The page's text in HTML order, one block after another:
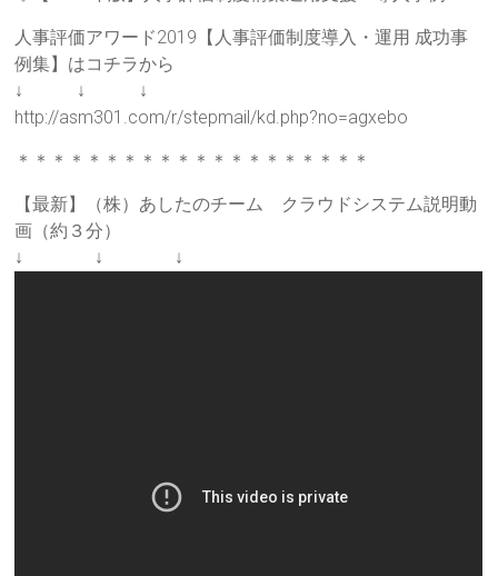
人事評価アワード2019【人事評価制度導入・運用 成功事
例集】はコチラから
↓ ↓ ↓
http://asm301.com/r/stepmail/kd.php?no=agxebo
＊＊＊＊＊＊＊＊＊＊＊＊＊＊＊＊＊＊＊＊
【最新】（株）あしたのチーム クラウドシステム説明動
画（約３分）
↓ ↓ ↓